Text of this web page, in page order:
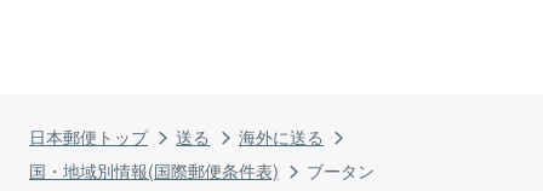
日本郵便トップ 送る
海外に送る
国・地域別情報(国際郵便条件表)
ブータン